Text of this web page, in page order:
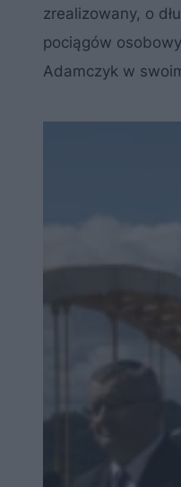
zrealizowany, o
pociągów
Adamczyk w